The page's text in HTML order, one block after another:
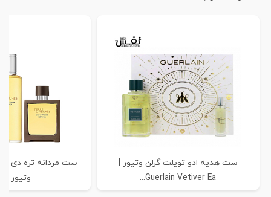
ست هدیه ادو تویلت گرلن وتیور |
Guerlain Vetiver Ea...
ست مردانه تره دی
وتیور | Te...